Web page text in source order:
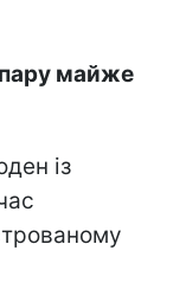
майже
із